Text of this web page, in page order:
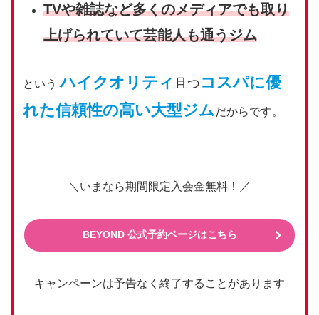
TVや雑誌など多くのメディアでも取り
上げられていて芸能人も通うジム
というハイクオリティ 且つ コスパに優
れた信頼性の高い大型ジムだからです。
＼いまなら期間限定入会金無料！／
BEYOND 公式予約ページはこちら
キャンペーンは予告なく終了することがあります